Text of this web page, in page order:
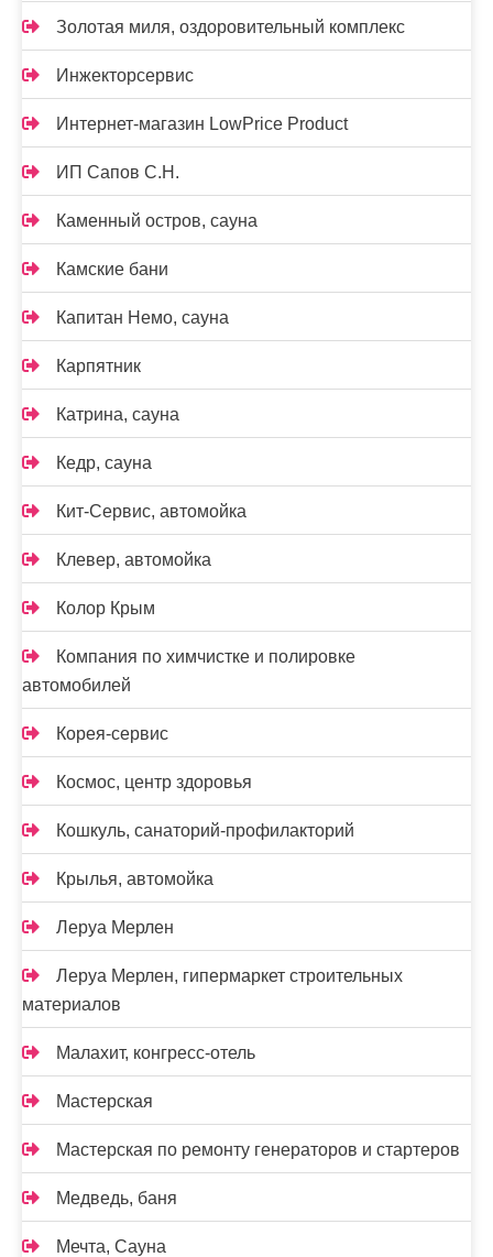
Золотая миля, оздоровительный комплекс
Инжекторсервис
Интернет-магазин LowPrice Product
ИП Сапов С.Н.
Каменный остров, сауна
Камские бани
Капитан Немо, сауна
Карпятник
Катрина, сауна
Кедр, сауна
Кит-Сервис, автомойка
Клевер, автомойка
Колор Крым
Компания по химчистке и полировке
автомобилей
Корея-сервис
Космос, центр здоровья
Кошкуль, санаторий-профилакторий
Крылья, автомойка
Леруа Мерлен
Леруа Мерлен, гипермаркет строительных
материалов
Малахит, конгресс-отель
Мастерская
Мастерская по ремонту генераторов и стартеров
Медведь, баня
Мечта, Сауна